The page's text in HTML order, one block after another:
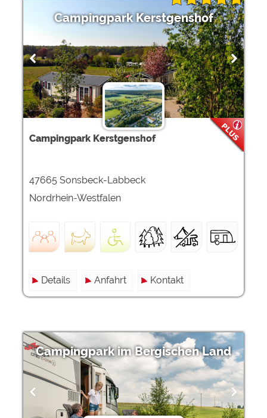
Campingpark Kerstgenshof
Campingpark Kerstgenshof
47665 Sonsbeck-Labbeck
Nordrhein-Westfalen
Details Anfahrt Kontakt
Campingpark im Bergischen Land